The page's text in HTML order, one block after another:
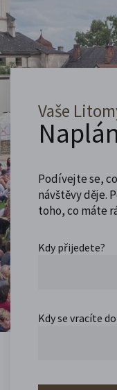
Vaše
Podívejte se,
návštěvy děje.
toho, co máte
Kdy přijedete?
Kdy se vracíte